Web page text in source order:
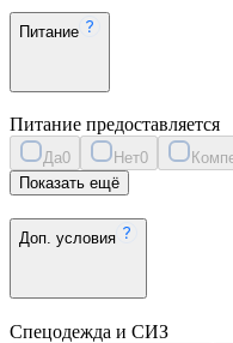
Питание
Питание предоставляется
Да0 Нет0
Показать ещё
Доп. условия
Спецодежда и СИЗ